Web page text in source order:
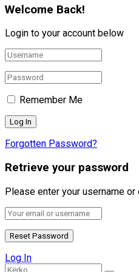
Welcome Back!
Login to your account below
Remember Me
Forgotten Password?
Retrieve your password
Please enter your username
Log In